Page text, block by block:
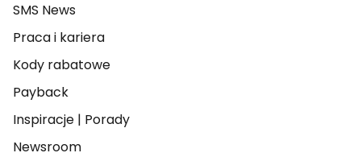
SMS News
Praca i kariera
Kody rabatowe
Payback
Inspiracje | Porady
Newsroom